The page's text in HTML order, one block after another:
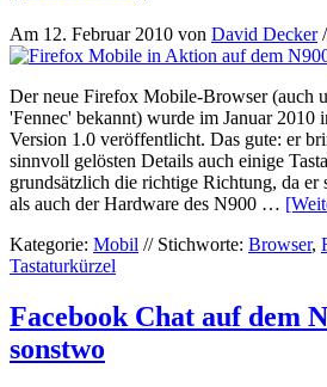
Am 12. Februar 2010 von David Decker
Der neue Firefox Mobile-Browser (auch
'Fennec' bekannt) wurde im Januar 2010
Version 1.0 veröffentlicht. Das gute: er
sinnvoll gelösten Details auch einige
grundsätzlich die richtige Richtung, da er
als auch der Hardware des N900 …
Kategorie: Mobil // Stichworte: Browser,
Tastaturkürzel
Facebook Chat auf dem
sonstwo